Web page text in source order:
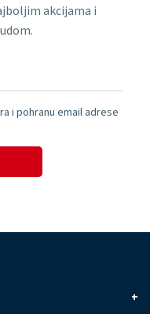
akcijama i
i pohranu email adrese
+